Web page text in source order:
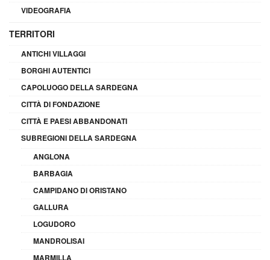
VIDEOGRAFIA
TERRITORI
ANTICHI VILLAGGI
BORGHI AUTENTICI
CAPOLUOGO DELLA SARDEGNA
CITTÀ DI FONDAZIONE
CITTÀ E PAESI ABBANDONATI
SUBREGIONI DELLA SARDEGNA
ANGLONA
BARBAGIA
CAMPIDANO DI ORISTANO
GALLURA
LOGUDORO
MANDROLISAI
MARMILLA